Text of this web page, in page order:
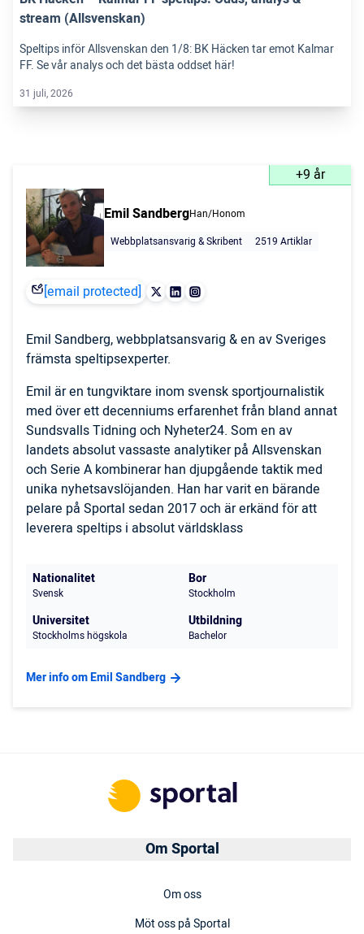
stream (Allsvenskan)
Speltips inför Allsvenskan den 1/8: BK Häcken tar emot Kalmar
FF. Se vår analys och det bästa oddset här!
31 juli, 2026
+9 år
Emil SandbergHan/Honom
Webbplatsansvarig & Skribent
2519 Artiklar
[email protected]
Emil Sandberg, webbplatsansvarig & en av Sveriges
främsta speltipsexperter.
Emil är en tungviktare inom svensk sportjournalistik
med över ett decenniums erfarenhet från bland annat
Sundsvalls Tidning och Nyheter24. Som en av
landets absolut vassaste analytiker på Allsvenskan
och Serie A kombinerar han djupgående taktik med
unika nyhetsavslöjanden. Han har varit en bärande
pelare på Sportal sedan 2017 och är erkänd för att
leverera speltips i absolut världsklass
Nationalitet
Svensk
Bor
Stockholm
Universitet
Stockholms högskola
Utbildning
Bachelor
Mer info om Emil Sandberg
Om Sportal
Om oss
Möt oss på Sportal